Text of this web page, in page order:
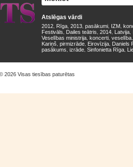
Atslēgas vārdi
2012 Rīga 2013 pasākumi IZM
Festivāls
Dailes teātris 2014 Latvija
Veselības ministrija koncerti veselība
Kariņš pirmizrāde Eirovīzija Daniels
pasākums izrāde Sinfonietta Rīga
2026 Visas tiesības paturētas